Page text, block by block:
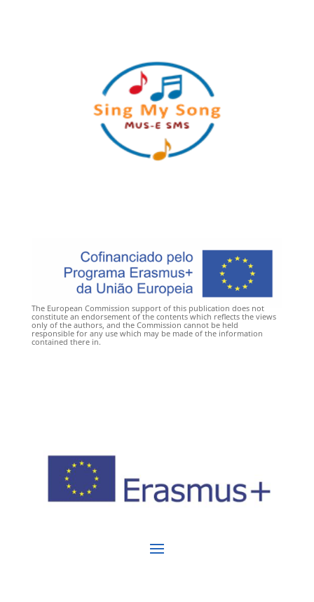
The European Commission support of this publication does not
constitute an endorsement of the contents which reflects the views
only of the authors, and the Commission cannot be held
responsible for any use which may be made of the information
contained there in.